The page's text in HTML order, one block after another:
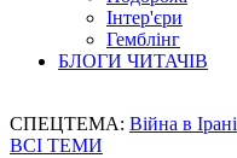
Інтер'єри
Гемблінг
БЛОГИ ЧИТАЧІВ
СПЕЦТЕМА: Війна в Ірані
ВСІ ТЕМИ